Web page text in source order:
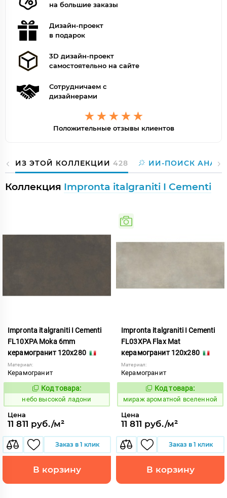
на большие заказы
Дизайн-проект
в подарок
3D дизайн-проект
самостоятельно на сайте
Сотрудничаем с
дизайнерами
Положительные отзывы клиентов
ИЗ ЭТОЙ КОЛЛЕКЦИИ 428 ИИ-ПОИСК
Коллекция Impronta italgraniti I Cementi
Impronta italgraniti I Cementi
FL10XPA Moka 6mm
керамогранит 120x280
Материал:
Керамогранит
1111417
Код товара:
небо высокой ладони
Цена
11 811 руб./м²
Заказ в 1 клик
В корзину
Impronta italgraniti I Cementi
FL03XPA Flax Mat
керамогранит 120x280
Материал:
Керамогранит
984638
Код товара:
мираж ароматной вселенной
Цена
11 811 руб./м²
Заказ в 1 клик
В корзину